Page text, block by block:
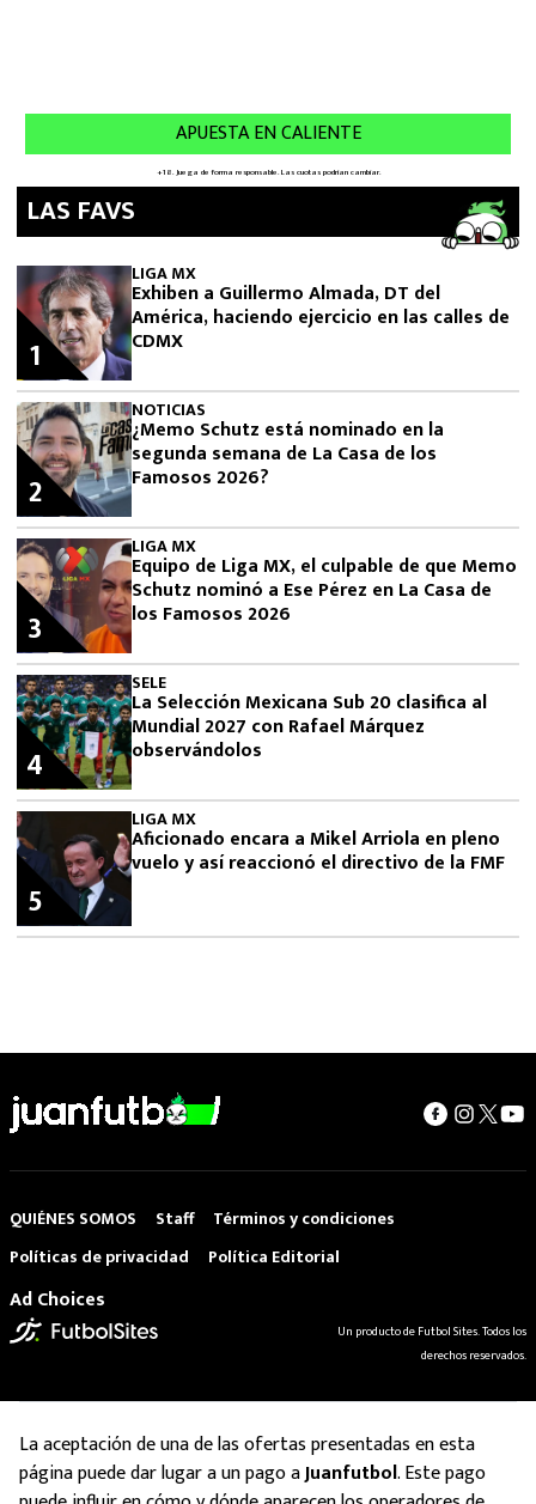
LAS FAVS
LIGA MX
Exhiben a Guillermo Almada, DT del
América, haciendo ejercicio en las calles de
CDMX
1
NOTICIAS
¿Memo Schutz está nominado en la
segunda semana de La Casa de los
Famosos 2026?
2
LIGA MX
Equipo de Liga MX, el culpable de que Memo
Schutz nominó a Ese Pérez en La Casa de
los Famosos 2026
3
SELE
La Selección Mexicana Sub 20 clasifica al
Mundial 2027 con Rafael Márquez
observándolos
4
LIGA MX
Aficionado encara a Mikel Arriola en pleno
vuelo y así reaccionó el directivo de la FMF
5
QUIÉNES SOMOS Staff
Términos y condiciones
Políticas de privacidad
Política Editorial
Ad Choices
Un producto de Futbol Sites. Todos los
derechos reservados.
La aceptación de una de las ofertas presentadas en esta
página puede dar lugar a un pago aJuanfutbol. Este pago